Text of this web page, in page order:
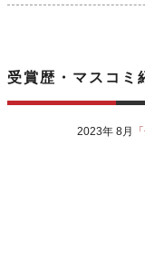
受賞歴・マスコミ
2023年 8月